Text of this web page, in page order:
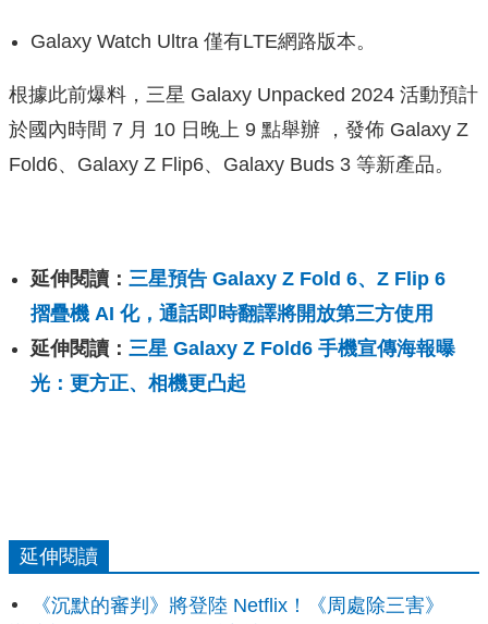
Galaxy Watch Ultra 僅有LTE網路版本。
根據此前爆料，三星 Galaxy Unpacked 2024 活動預計
於國內時間 7 月 10 日晚上 9 點舉辦 ，發佈 Galaxy Z
Fold6、Galaxy Z Flip6、Galaxy Buds 3 等新產品。
延伸閱讀： 三星預告 Galaxy Z Fold 6、Z Flip 6
摺疊機 AI 化，通話即時翻譯將開放第三方使用
延伸閱讀： 三星 Galaxy Z Fold6 手機宣傳海報曝
光：更方正、相機更凸起
延伸閱讀
《沉默的審判》將登陸 Netflix！《周處除三害》